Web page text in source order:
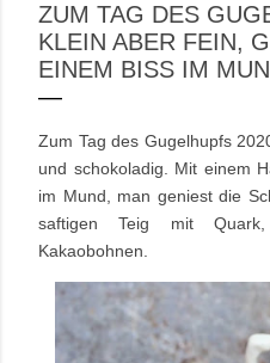
ZUM TAG DES
KLEIN ABER FEIN,
EINEM BISS IM
Zum Tag des Gugelhupfs
und schokoladig. Mit einem
im Mund, man geniest die
saftigen Teig mit
Kakaobohnen.